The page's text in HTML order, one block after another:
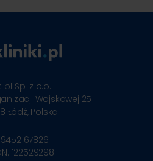
Sp. z o.o.
Wojskowej 25
Łódź, Polska
9452167826
122529298